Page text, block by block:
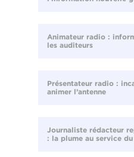
Animateur radio :
les auditeurs
Présentateur radio :
animer l’antenne
Journaliste rédacteur
: la plume au service